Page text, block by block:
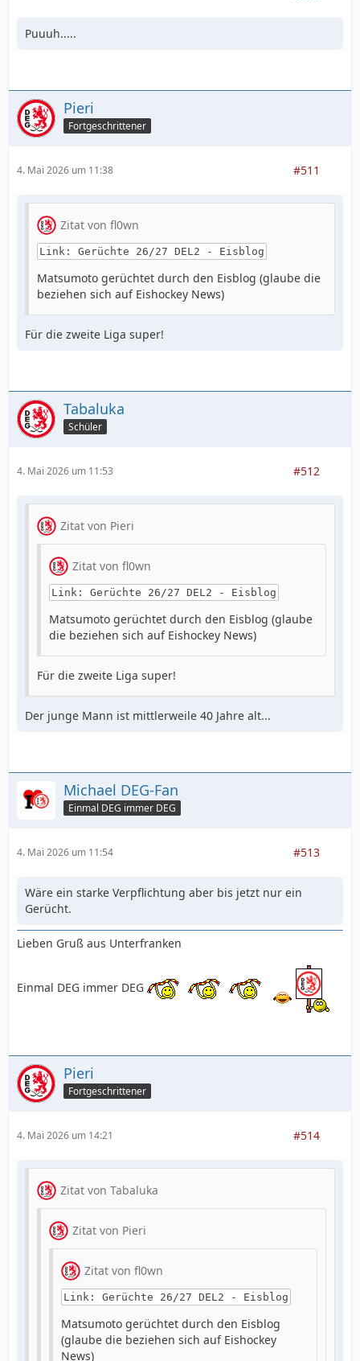
Puuuh.....
Pieri
Fortgeschrittener
4. Mai 2026 um 11:38 #511
Zitat von fl0wn
Link: Gerüchte 26/27 DEL2 - Eisblog
Matsumoto gerüchtet durch den Eisblog (glaube die
beziehen sich auf Eishockey News)
Für die zweite Liga super!
Tabaluka
Schüler
4. Mai 2026 um 11:53 #512
Zitat von Pieri
Zitat von fl0wn
Link: Gerüchte 26/27 DEL2 - Eisblog
Matsumoto gerüchtet durch den Eisblog (glaube
die beziehen sich auf Eishockey News)
Für die zweite Liga super!
Der junge Mann ist mittlerweile 40 Jahre alt...
Michael DEG-Fan
Einmal DEG immer DEG
4. Mai 2026 um 11:54 #513
Wäre ein starke Verpflichtung aber bis jetzt nur ein
Gerücht.
Lieben Gruß aus Unterfranken
Einmal DEG immer DEG
Pieri
Fortgeschrittener
4. Mai 2026 um 14:21 #514
Zitat von Tabaluka
Zitat von Pieri
Zitat von fl0wn
Link: Gerüchte 26/27 DEL2 - Eisblog
Matsumoto gerüchtet durch den Eisblog
(glaube die beziehen sich auf Eishockey
News)